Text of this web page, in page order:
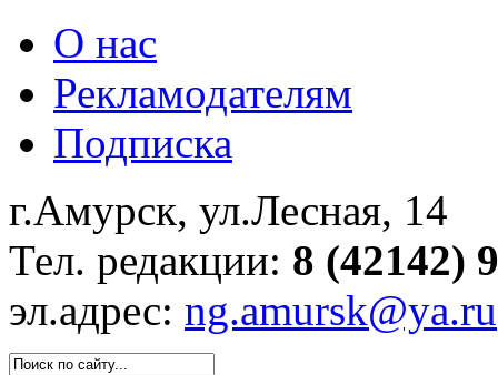
О нас
Рекламодателям
Подписка
г.Амурск, ул.Лесная, 14
Тел. редакции: 8 (42142)
эл.адрес: ng.amursk@ya.ru